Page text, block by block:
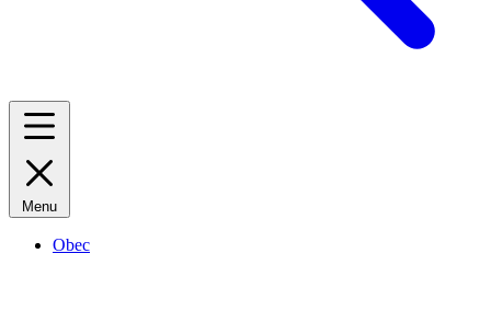
Menu
Obec